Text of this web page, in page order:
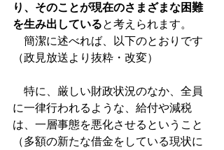
り、そのことが現在のさまざまな困難
を生み出していると考えられます。
簡潔に述べれば、以下のとおりです
（政見放送より抜粋・改変）
特に、厳しい財政状況のなか、全員
に一律行われるような、給付や減税
は、一層事態を悪化させるということ
（多額の新たな借金をしている現状に